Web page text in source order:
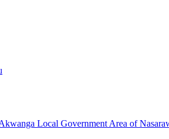
Local Government Area of